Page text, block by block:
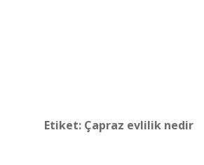
Etiket: Çapraz evlilik nedir